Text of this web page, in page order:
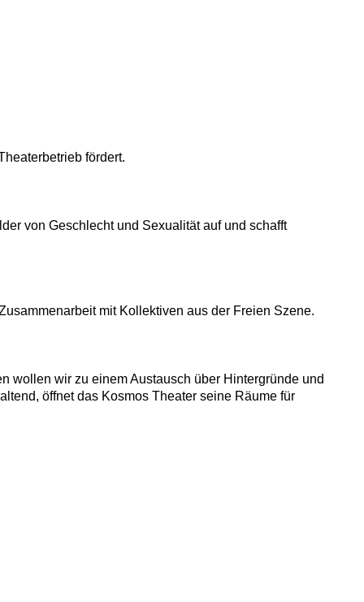
fördert.
von Geschlecht und Sexualität auf und schafft
mit Kollektiven aus der Freien Szene.
wollen wir zu einem Austausch über Hintergründe und
öffnet das Kosmos Theater seine Räume für